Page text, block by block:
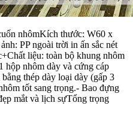
nhômKích thước: W60 x
PP ngoài trời in ấn sắc nét
liệu: toàn bộ khung nhôm
hộp nhôm dày và cứng cáp
thép dày loại dày (gấp 3
tốt sang trọng.- Bao đựng
mắt và lịch sựTổng trọng